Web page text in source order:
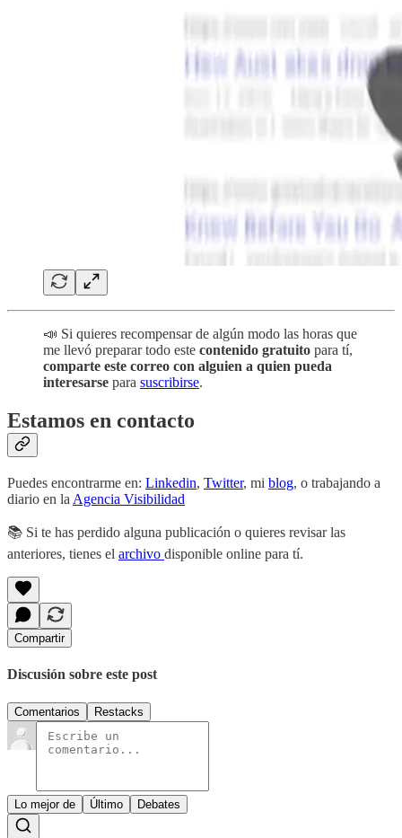
📣 Si quieres recompensar de algún modo las horas que
me llevó preparar todo este contenido gratuito para tí,
comparte este correo con alguien a quien pueda
interesarse para suscribirse.
Estamos en contacto
Puedes encontrarme en: Linkedin, Twitter, mi blog, o trabajando a
diario en la Agencia Visibilidad
📚 Si te has perdido alguna publicación o quieres revisar las
anteriores, tienes el archivo disponible online para tí.
Compartir
Discusión sobre este post
Comentarios Restacks
Lo mejor de Último Debates